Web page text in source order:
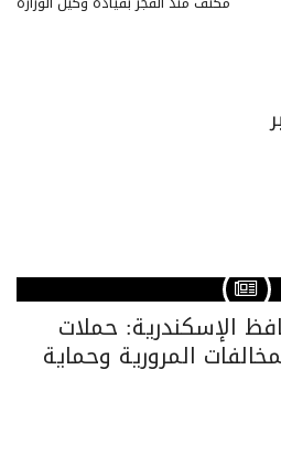
الإسكندرية: حملات
المرورية وحماية